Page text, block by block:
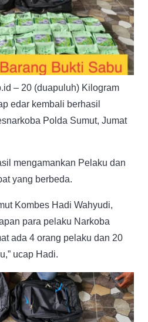
– 20 (duapuluh) Kilogram
edar kembali berhasil
Polda Sumut, Jumat
mengamankan Pelaku dan
yang berbeda.
Kombes Hadi Wahyudi,
para pelaku Narkoba
ada 4 orang pelaku dan 20
ucap Hadi.